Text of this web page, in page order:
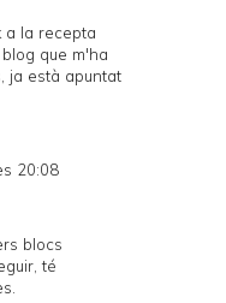
a la recepta
que m'ha
ja està apuntat
20:08
blocs
té